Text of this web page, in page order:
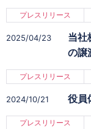
2025/04/23
プレスリリース
当社
の譲
2024/10/21
プレスリリース
役員
プレスリリース